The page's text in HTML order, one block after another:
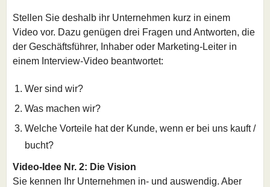
Stellen Sie deshalb ihr Unternehmen kurz in einem
Video vor. Dazu genügen drei Fragen und Antworten, die
der Geschäftsführer, Inhaber oder Marketing-Leiter in
einem Interview-Video beantwortet:
Wer sind wir?
Was machen wir?
Welche Vorteile hat der Kunde, wenn er bei uns kauft /
bucht?
Video-Idee Nr. 2: Die Vision
Sie kennen Ihr Unternehmen in- und auswendig. Aber